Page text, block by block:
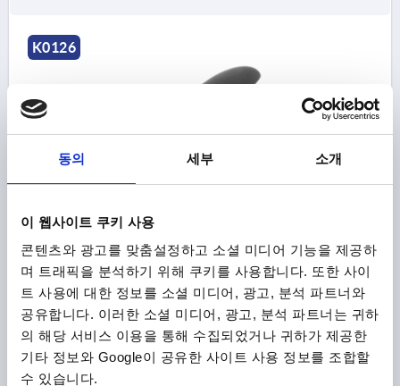
동의 세부 소개
이 웹사이트 쿠키 사용
콘텐츠와 광고를 맞춤설정하고 소셜 미디어 기능을 제공하
며 트래픽을 분석하기 위해 쿠키를 사용합니다. 또한 사이
트 사용에 대한 정보를 소셜 미디어, 광고, 분석 파트너와
공유합니다. 이러한 소셜 미디어, 광고, 분석 파트너는 귀하
의 해당 서비스 이용을 통해 수집되었거나 귀하가 제공한
기타 정보와 Google이 공유한 사이트 사용 정보를 조합할
수 있습니다.
K0126
RAL7021, 구성 요소:스테인레스 스틸 검회색 RAL7021
나사=M6 스크루 깊이=12
구성품 재질=스테인리스 스틸
D=13,5
D1=17,5 D2=19 H=28,5 H1=6,5
H2=12,5
그립 높이=41,2
H4=45,2 A=64,9
그립 길이=74,4
B=17,6
톱니 수 =20
주문 번호:K0126.20601